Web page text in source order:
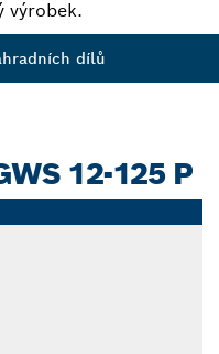
výrobek.
dílů
12-125 P